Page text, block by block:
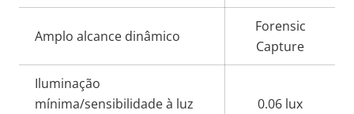
da
propriedade
Amplo alcance dinâmico
Forensic
Capture
Iluminação
mínima/sensibilidade à luz
0.06 lux